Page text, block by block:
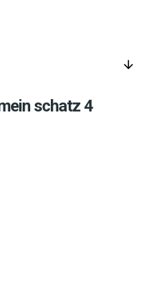
arrow_downward
schatz 4